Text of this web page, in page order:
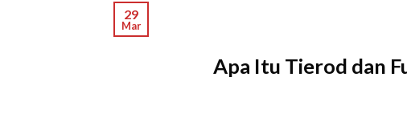
29
Mar
Apa Itu Tierod dan